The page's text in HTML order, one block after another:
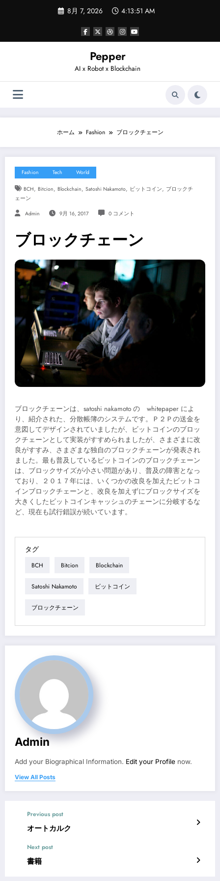
ツ
8月 7, 2026 4:13:52 AM
Pepper
AI x Robot x Blockchain
ホーム Fashion ブロックチェーン
Fashion Tech World
BCH, Bitcion, Blockchain, Satoshi Nakamoto, ビットコイン, ブロックチ
ェーン
Admin 9月 16, 2017 0 コメント
ブロックチェーン
ブロックチェーンは、satoshi nakamoto の whitepaper によ
り、紹介された、分散帳簿のシステムです。Ｐ２Ｐの送金を
意図してデザインされていましたが、ビットコインのブロッ
クチェーンとして実装がすすめられましたが、さまざまに改
良がすすみ、さまざまな独自のブロックチェーンが発表され
ました。最も普及しているビットコインのブロックチェーン
は、ブロックサイズが小さい問題があり、普及の障害となっ
ており、２０１７年には、いくつかの改良を加えたビットコ
インブロックチェーンと、改良を加えずにブロックサイズを
大きくしたビットコインキャッシュのチェーンに分岐するな
ど、現在も試行錯誤が続いています。
タグ
BCH Bitcion Blockchain
Satoshi Nakamoto ビットコイン
ブロックチェーン
Admin
Add your Biographical Information. Edit your Profile now.
View All Posts
Previous post
オートカルク
Next post
書籍